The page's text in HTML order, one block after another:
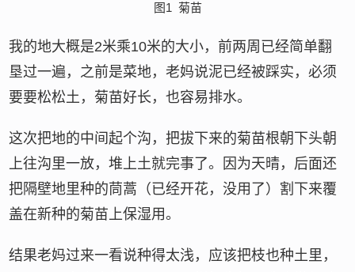
图1 菊苗
我的地大概是2米乘10米的大小，前两周已经简单翻
垦过一遍，之前是菜地，老妈说泥已经被踩实，必须
要要松松土，菊苗好长，也容易排水。
这次把地的中间起个沟，把拔下来的菊苗根朝下头朝
上往沟里一放，堆上土就完事了。因为天晴，后面还
把隔壁地里种的茼蒿（已经开花，没用了）割下来覆
盖在新种的菊苗上保湿用。
结果老妈过来一看说种得太浅，应该把枝也种土里，